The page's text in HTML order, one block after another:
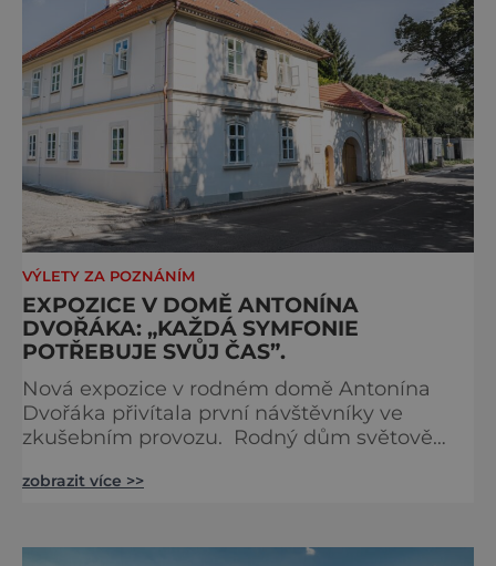
VÝLETY ZA POZNÁNÍM
EXPOZICE V DOMĚ ANTONÍNA
DVOŘÁKA: „KAŽDÁ SYMFONIE
POTŘEBUJE SVŮJ ČAS”.
Nová expozice v rodném domě Antonína
Dvořáka přivítala první návštěvníky ve
zkušebním provozu. Rodný dům světově
Nelahozevsi má za sebou první týden
vcítit se do jedenáctiletého Dvořáka. Ukazuje
zobrazit více >>